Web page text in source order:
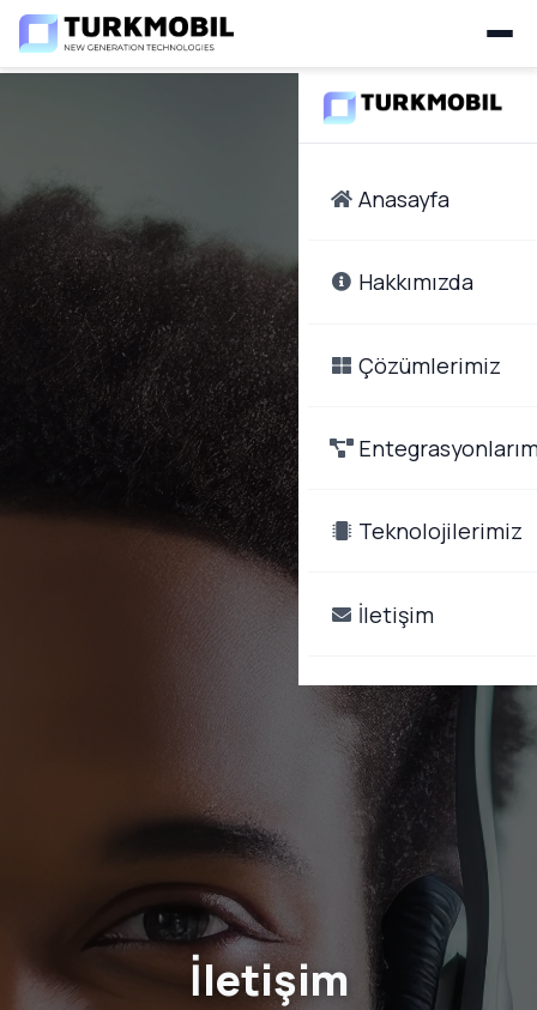
Anasayfa
Hakkımızda
Çözümlerimiz
Teknolojilerimiz
İletişim
İletişim